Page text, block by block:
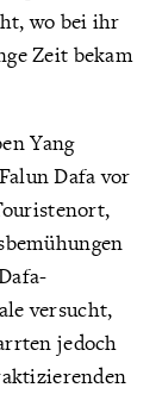
wo bei ihr
Zeit bekam
Yang
Dafa vor
versucht,
jedoch